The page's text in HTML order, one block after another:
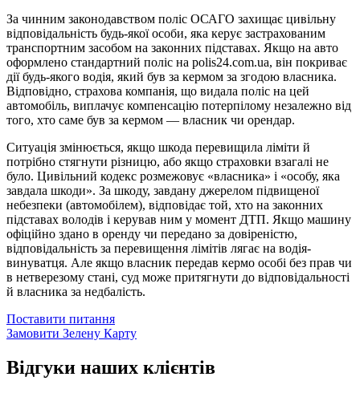
За чинним законодавством поліс ОСАГО захищає цивільну
відповідальність будь-якої особи, яка керує застрахованим
транспортним засобом на законних підставах. Якщо на авто
оформлено стандартний поліс на polis24.com.ua, він покриває
дії будь-якого водія, який був за кермом за згодою власника.
Відповідно, страхова компанія, що видала поліс на цей
автомобіль, виплачує компенсацію потерпілому незалежно від
того, хто саме був за кермом — власник чи орендар.
Ситуація змінюється, якщо шкода перевищила ліміти й
потрібно стягнути різницю, або якщо страховки взагалі не
було. Цивільний кодекс розмежовує «власника» і «особу, яка
завдала шкоди». За шкоду, завдану джерелом підвищеної
небезпеки (автомобілем), відповідає той, хто на законних
підставах володів і керував ним у момент ДТП. Якщо машину
офіційно здано в оренду чи передано за довіреністю,
відповідальність за перевищення лімітів лягає на водія-
винуватця. Але якщо власник передав кермо особі без прав чи
в нетверезому стані, суд може притягнути до відповідальності
й власника за недбалість.
Поставити питання
Замовити Зелену Карту
Відгуки наших клієнтів